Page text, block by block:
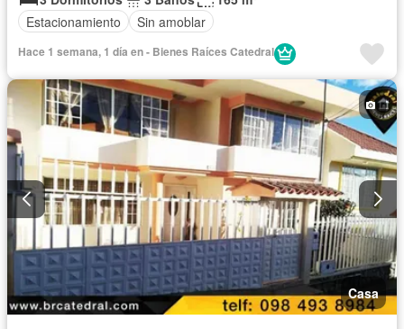
Estacionamiento
Sin amoblar
Hace 1 semana, 1 día en - Bienes Raíces Catedral
Casa